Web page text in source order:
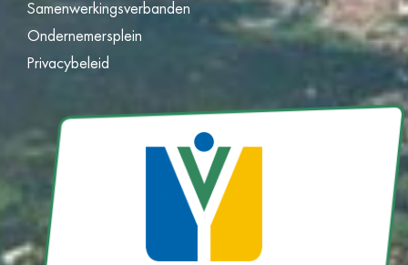
Samenwerkingsverbanden
Ondernemersplein
Privacybeleid